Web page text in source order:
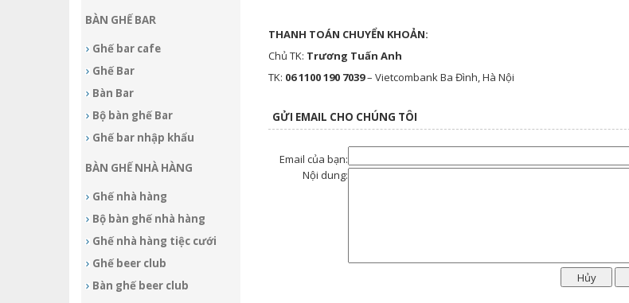
BÀN GHẾ BAR
Ghế bar cafe
Ghế Bar
Bàn Bar
Bộ bàn ghế Bar
Ghế bar nhập khẩu
BÀN GHẾ NHÀ HÀNG
Ghế nhà hàng
Bộ bàn ghế nhà hàng
Ghế nhà hàng tiệc cưới
Ghế beer club
Bàn ghế beer club
THANH TOÁN CHUYỂN KHOẢN:
Chủ TK: Trương Tuấn Anh
TK: 06 1100 190 7039– Vietcombank Ba Đình, Hà Nội
GỬI EMAIL CHO CHÚNG TÔI
Email của bạn:
Nội dung: